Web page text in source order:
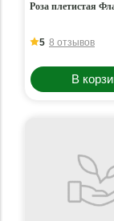
Роза плетистая
5 8 отзывов
В